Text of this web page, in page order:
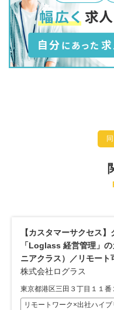
【カスタマーサ
プリ「タイミー
ライズ)
株式会社タイミー
東京都港区東新橋1
リモートワーク×出